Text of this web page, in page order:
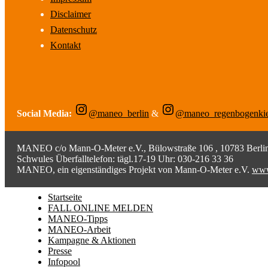
Disclaimer
Datenschutz
Kontakt
Social Media: @maneo_berlin &
MANEO c/o Mann-O-Meter e.V., Bülowstraße 106 , 10783
Schwules Überfalltelefon: tägl.17-19 Uhr: 030-216 33 36
MANEO, ein eigenständiges Projekt von Mann-O-Meter e.V.
Startseite
FALL ONLINE MELDEN
MANEO-Tipps
MANEO-Arbeit
Kampagne & Aktionen
Presse
Infopool